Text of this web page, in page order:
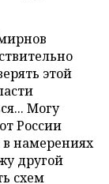
этой
Могу
России
в намерениях
другой
схем